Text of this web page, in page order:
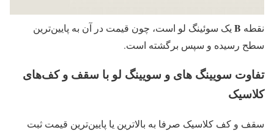
نقطه B یک سوئینگ لو است، چون قیمت در آن به پایین‌ترین
سطح رسیده و سپس برگشته است.
تفاوت سویینگ های و سویینگ لو با سقف و کف‌های
کلاسیک
سقف و کف کلاسیک صرفا به بالاترین یا پایین‌ترین قیمت ثبت